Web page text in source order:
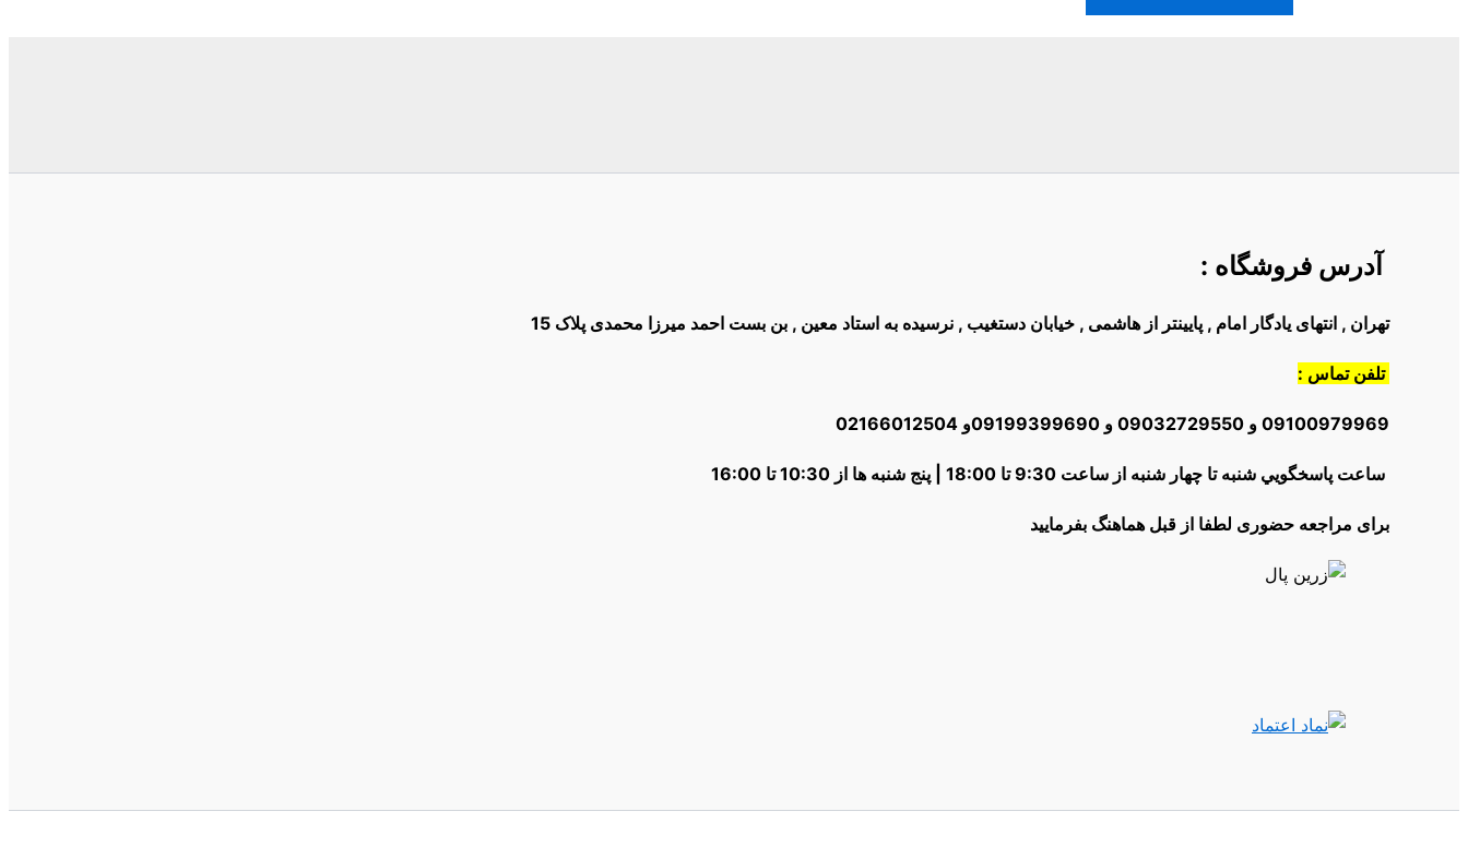
آدرس فروشگاه :
تهران , انتهای یادگار امام , پایینتر از هاشمی , خیابان دستغیب , نرسیده به استاد معین , بن بست احمد میرزا محمدی پلاک 15
تلفن تماس :
09100979969 و 09032729550 و 09199399690و 02166012504
ساعت پاسخگويي شنبه تا چهار شنبه از ساعت 9:30 تا 18:00 | پنج شنبه ها از 10:30 تا 16:00
برای مراجعه حضوری لطفا از قبل هماهنگ بفرمایید